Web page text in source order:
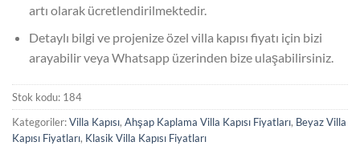
artı olarak ücretlendirilmektedir.
Detaylı bilgi ve projenize özel villa kapısı fiyatı için bizi
arayabilir veya Whatsapp üzerinden bize ulaşabilirsiniz.
Stok kodu: 184
Kategoriler:Villa Kapısı, Ahşap Kaplama Villa Kapısı Fiyatları, Beyaz Villa
Kapısı Fiyatları, Klasik Villa Kapısı Fiyatları